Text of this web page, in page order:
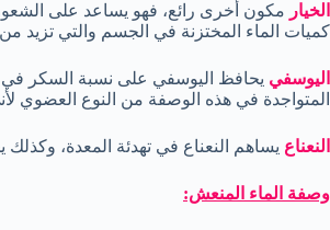
الخيار مكون أخرى رائع، فهو يساعد على
كميات الماء المختزنة في الجسم والتي تزيد
اليوسفي يحافظ اليوسفي على نسبة السكر في
المتواجدة في هذه الوصفة من النوع العضوي
النعناع يساهم النعناع في تهدئة المعدة،
وصفة الماء المنعش: